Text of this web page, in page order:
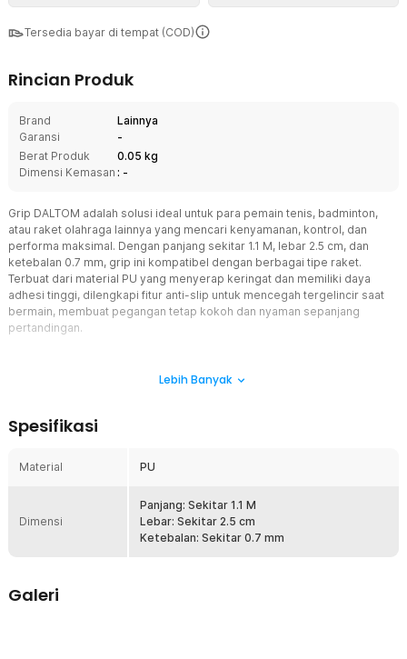
Tersedia bayar di tempat (COD)
Rincian Produk
Brand
Lainnya
Garansi
-
Berat Produk
0.05 kg
Dimensi Kemasan : -
Grip DALTOM adalah solusi ideal untuk para pemain tenis, badminton,
atau raket olahraga lainnya yang mencari kenyamanan, kontrol, dan
performa maksimal. Dengan panjang sekitar 1.1 M, lebar 2.5 cm, dan
ketebalan 0.7 mm, grip ini kompatibel dengan berbagai tipe raket.
Terbuat dari material PU yang menyerap keringat dan memiliki daya
adhesi tinggi, dilengkapi fitur anti-slip untuk mencegah tergelincir saat
bermain, membuat pegangan tetap kokoh dan nyaman sepanjang
pertandingan.
ketebalan 0.7 mm, yang memungkinkan penggulungan yang rapat
menyesuaikan hampir semua raket tenis ataupun badminton, serta
Material PU
Grip DALTOM dibuat dari material PU (polyurethane), material
tangan. Dengan fitur high adhesion, grip akan melekat dengan kuat
ke gagang raket dan tetap terasa solid ketika Anda melakukan
Lebih Banyak
Spesifikasi
Material PU
Dimensi
Panjang: Sekitar 1.1 M
Lebar: Sekitar 2.5 cm
Ketebalan: Sekitar 0.7 mm
Galeri